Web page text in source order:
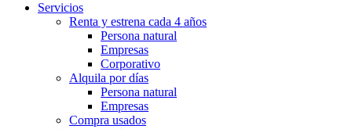
Servicios
Renta y estrena cada 4 años
Persona natural
Empresas
Corporativo
Alquila por días
Persona natural
Empresas
Compra usados